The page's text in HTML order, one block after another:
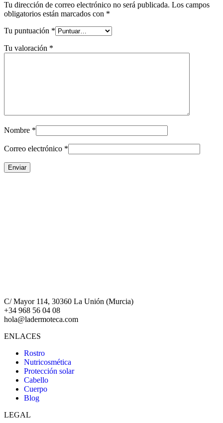
Tu dirección de correo electrónico no será publicada. Los campos
obligatorios están marcados con *
Tu puntuación *
Tu valoración *
Nombre *
Correo electrónico *
C/ Mayor 114, 30360 La Unión (Murcia)
+34 968 56 04 08
hola@ladermoteca.com
ENLACES
Rostro
Nutricosmética
Protección solar
Cabello
Cuerpo
Blog
LEGAL